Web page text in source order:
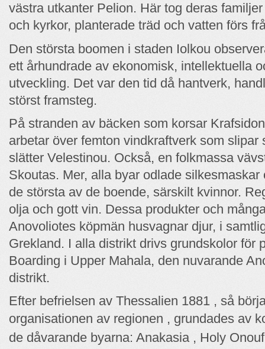
västra utkanter Pelion. Här tog deras
och kyrkor, planterade träd och vatten förs
Den största boomen i staden Iolkou
ett århundrade av ekonomisk, intellektuella
utveckling. Det var den tid då hantverk,
störst framsteg.
På stranden av bäcken som korsar
arbetar över femton vindkraftverk som
slätter Velestinou. Också, en folkmassa
Skoutas. Mer, alla byar odlade
de största av de boende, särskilt kvinnor.
olja och gott vin. Dessa produkter och
Anovoliotes köpmän husvagnar djur, i
Grekland. I alla distrikt drivs grundskolor för
Boarding i Upper Mahala, den nuvarande
distrikt.
Efter befrielsen av Thessalien 1881 , så
organisationen av regionen , grundades av
de dåvarande byarna: Anakasia , Holy